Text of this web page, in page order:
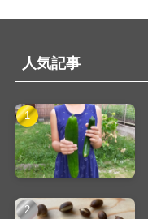
人気記事